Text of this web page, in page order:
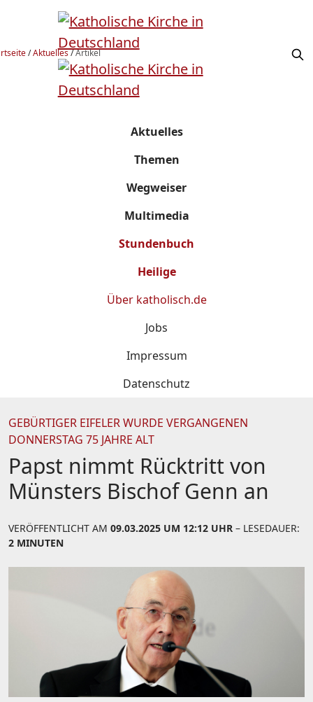
/Aktuelles/Artikel
Aktuelles
Themen
Wegweiser
Multimedia
Stundenbuch
Heilige
Über katholisch.de
Jobs
Impressum
Datenschutz
GEBÜRTIGER EIFELER WURDE VERGANGENEN
DONNERSTAG 75 JAHRE ALT
Papst nimmt Rücktritt von
Münsters Bischof Genn an
VERÖFFENTLICHT AM 09.03.2025 UM 12:12 UHR – LESEDAUER:
2 MINUTEN